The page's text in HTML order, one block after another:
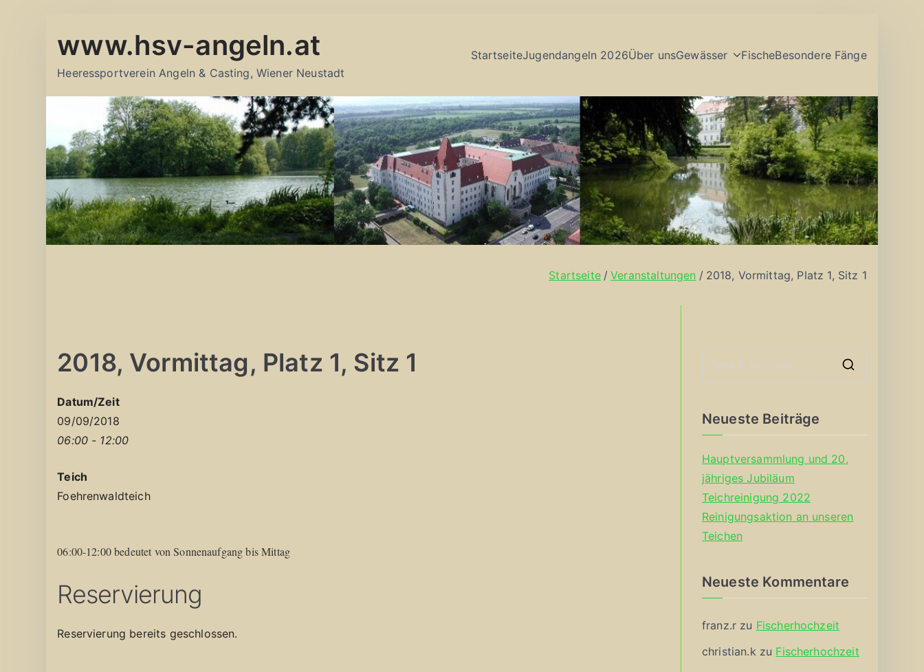
Inhalt
www.hsv-angeln.at
Heeressportverein Angeln & Casting, Wiener Neustadt
StartseiteJugendangeln 2026Über unsGewässer FischeBesondere Fänge
Startseite Veranstaltungen 2018, Vormittag, Platz 1, Sitz 1
2018, Vormittag, Platz 1, Sitz 1
Datum/Zeit
09/09/2018
06:00 - 12:00
Teich
Foehrenwaldteich
06:00-12:00 bedeutet von Sonnenaufgang bis Mittag
Reservierung
Reservierung bereits geschlossen.
Neueste Beiträge
Hauptversammlung und 20.
jähriges Jubiläum
Teichreinigung 2022
Reinigungsaktion an unseren
Teichen
Neueste Kommentare
franz.r zu Fischerhochzeit
christian.k zu Fischerhochzeit